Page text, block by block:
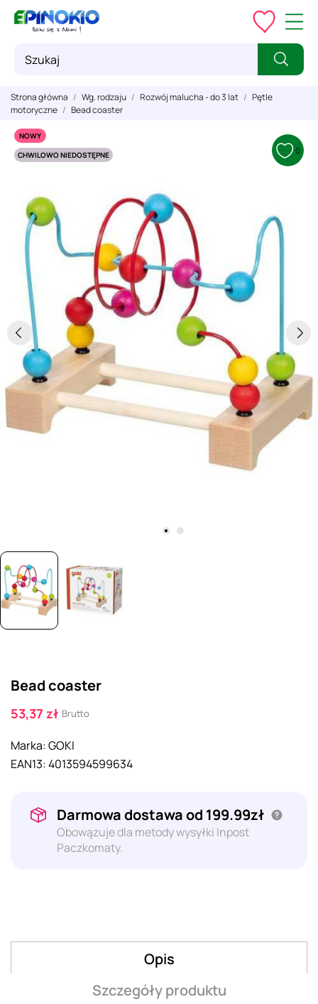
Strona główna Wg. rodzaju Rozwój malucha - do 3 lat
Pętle
motoryczne
Bead coaster
NOWY
CHWILOWO NIEDOSTĘPNE
0
Bead coaster
53,37 zł Brutto
Marka:GOKI
EAN13:4013594599634
Darmowa dostawa od 199.99zł
Obowązuje dla metody wysyłki Inpost
Paczkomaty.
Opis
Szczegóły produktu